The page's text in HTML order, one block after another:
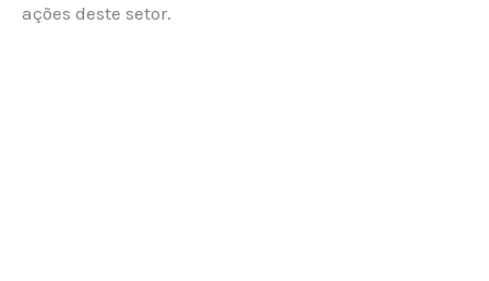
ações deste setor.